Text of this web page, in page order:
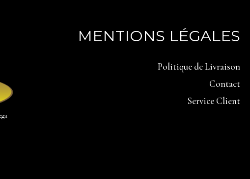
MENTIONS LÉGALES
Politique de Livraison
Contact
Service Client